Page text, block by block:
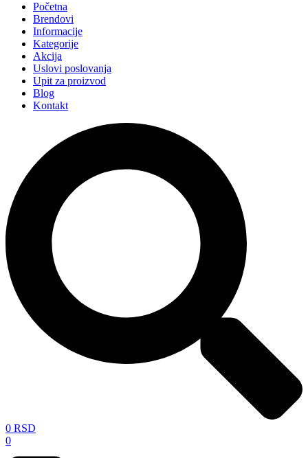
Početna
Brendovi
Informacije
Kategorije
Akcija
Uslovi poslovanja
Upit za proizvod
Blog
Kontakt
0 RSD
0